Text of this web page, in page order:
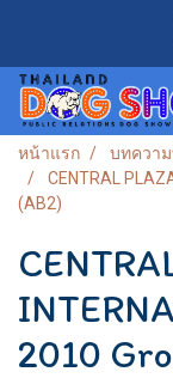
หน้าแรก บทควา
CENTRAL
(AB2)
2010